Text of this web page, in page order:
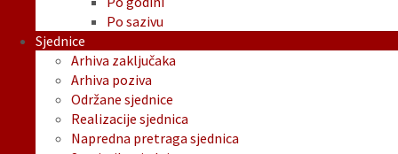
Po sazivu
Sjednice
Arhiva zaključaka
Arhiva poziva
Održane sjednice
Realizacije sjednica
Napredna pretraga sjednica